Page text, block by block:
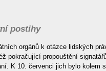
postihy
orgánů k otázce lidských
pokračující propouštění
K 10. červenci jich bylo kolem